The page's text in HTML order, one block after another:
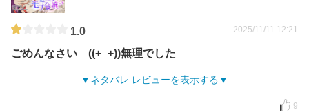
1.0 2025/11/11 12:21
ごめんなさい ((+_+))無理でした
ネタバレ レビューを表示する
9